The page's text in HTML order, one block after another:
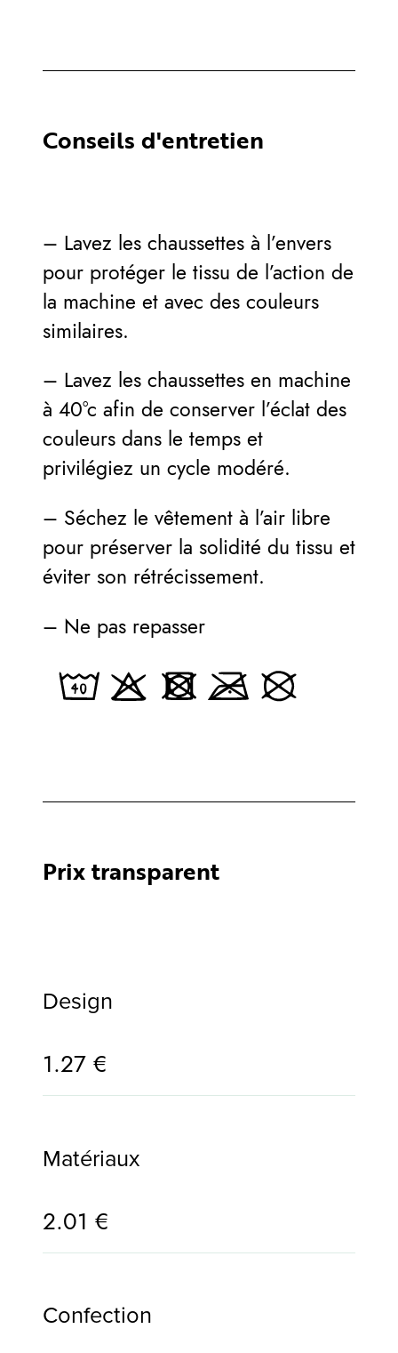
Conseils d'entretien
– Lavez les chaussettes à l’envers
pour protéger le tissu de l’action de
la machine et avec des couleurs
similaires.
– Lavez les chaussettes en machine
à 40°c afin de conserver l’éclat des
couleurs dans le temps et
privilégiez un cycle modéré.
– Séchez le vêtement à l’air libre
pour préserver la solidité du tissu et
éviter son rétrécissement.
– Ne pas repasser
Prix transparent
Design
1.27 €
Matériaux
2.01 €
Confection